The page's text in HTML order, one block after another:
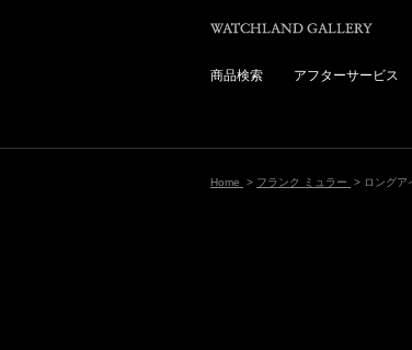
商品検索 アフターサービス
Home > フランク ミュラー > ロングア